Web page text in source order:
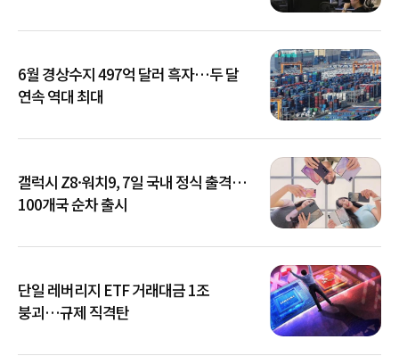
6월 경상수지 497억 달러 흑자…두 달
연속 역대 최대
갤럭시 Z8·워치9, 7일 국내 정식 출격…
100개국 순차 출시
단일 레버리지 ETF 거래대금 1조
붕괴…규제 직격탄